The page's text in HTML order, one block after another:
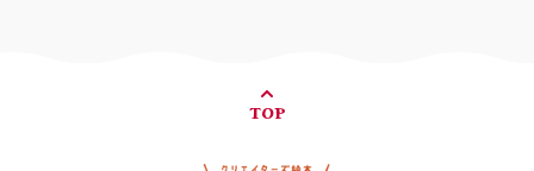
TOP